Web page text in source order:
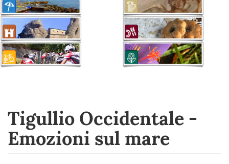
Tigullio Occidentale -
Emozioni sul mare